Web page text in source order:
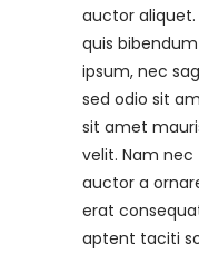
auctor aliquet.
quis
ipsum, nec
sed odio sit
sit amet
velit. Nam
auctor a
erat
aptent taciti